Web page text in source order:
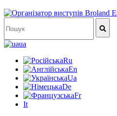
ua
Ru
En
Ua
De
Fr
It